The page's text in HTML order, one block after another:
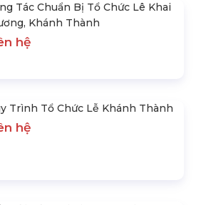
Tác Chuẩn Bị Tổ Chức Lê Khai
Khánh Thành
hệ
Trình Tổ Chức Lễ Khánh Thành
hệ